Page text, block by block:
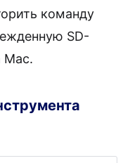
команду
SD-
Mac.